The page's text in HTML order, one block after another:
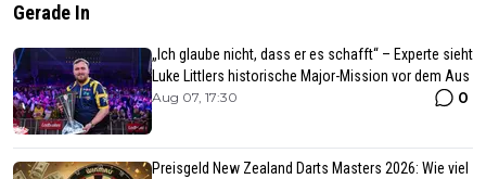
Gerade In
„Ich glaube nicht, dass er es schafft“ – Experte sieht
Luke Littlers historische Major-Mission vor dem Aus
Aug 07, 17:30 0
Preisgeld New Zealand Darts Masters 2026: Wie viel